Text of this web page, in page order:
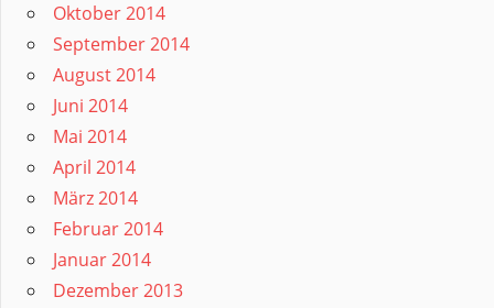
Oktober 2014
September 2014
August 2014
Juni 2014
Mai 2014
April 2014
März 2014
Februar 2014
Januar 2014
Dezember 2013